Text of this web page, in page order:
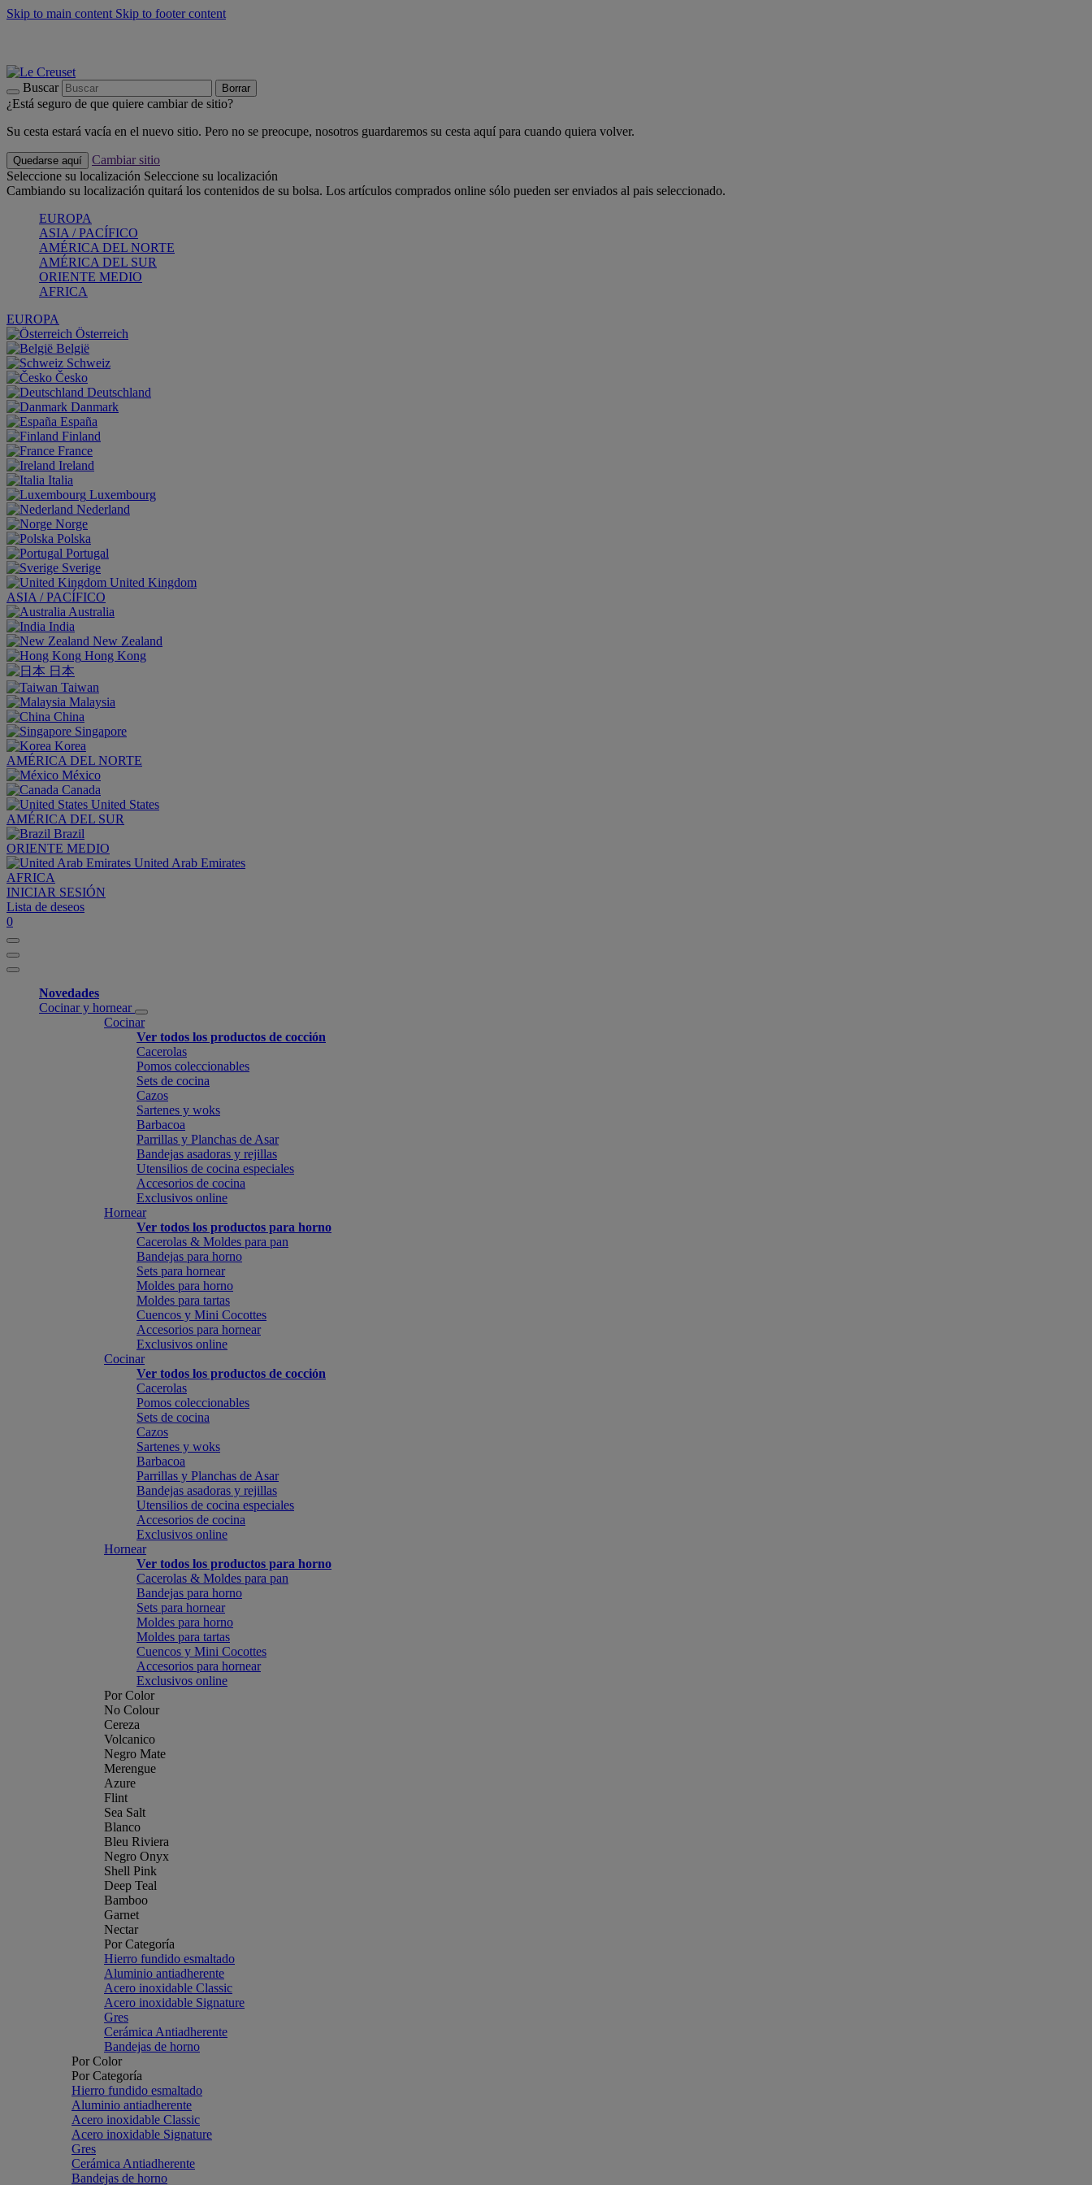
Skip to main content Skip to footer content
Buscar Borrar
¿Está seguro de que quiere cambiar de sitio?
Su cesta estará vacía en el nuevo sitio. Pero no se preocupe, nosotros guardaremos su cesta aquí para cuando quiera volver.
Quedarse aquí
Cambiar sitio
Seleccione su localización Seleccione su localización
Cambiando su localización quitará los contenidos de su bolsa. Los artículos comprados online sólo pueden ser enviados al pais seleccionado.
EUROPA
ASIA / PACÍFICO
AMÉRICA DEL NORTE
AMÉRICA DEL SUR
ORIENTE MEDIO
AFRICA
EUROPA
Österreich
België
Schweiz
Česko
Deutschland
Danmark
España
Finland
France
Ireland
Italia
Luxembourg
Nederland
Norge
Polska
Portugal
Sverige
United Kingdom
ASIA / PACÍFICO
Australia
India
New Zealand
Hong Kong
日本
Taiwan
Malaysia
China
Singapore
Korea
AMÉRICA DEL NORTE
México
Canada
United States
AMÉRICA DEL SUR
Brazil
ORIENTE MEDIO
United Arab Emirates
AFRICA
INICIAR SESIÓN
Lista de deseos
0
Novedades
Cocinar y hornear
Cocinar
Ver todos los productos de cocción
Cacerolas
Pomos coleccionables
Sets de cocina
Cazos
Sartenes y woks
Barbacoa
Parrillas y Planchas de Asar
Bandejas asadoras y rejillas
Utensilios de cocina especiales
Accesorios de cocina
Exclusivos online
Hornear
Ver todos los productos para horno
Cacerolas & Moldes para pan
Bandejas para horno
Sets para hornear
Moldes para horno
Moldes para tartas
Cuencos y Mini Cocottes
Accesorios para hornear
Exclusivos online
Cocinar
Ver todos los productos de cocción
Cacerolas
Pomos coleccionables
Sets de cocina
Cazos
Sartenes y woks
Barbacoa
Parrillas y Planchas de Asar
Bandejas asadoras y rejillas
Utensilios de cocina especiales
Accesorios de cocina
Exclusivos online
Hornear
Ver todos los productos para horno
Cacerolas & Moldes para pan
Bandejas para horno
Sets para hornear
Moldes para horno
Moldes para tartas
Cuencos y Mini Cocottes
Accesorios para hornear
Exclusivos online
Por Color
No Colour
Cereza
Volcanico
Negro Mate
Merengue
Azure
Flint
Sea Salt
Blanco
Bleu Riviera
Negro Onyx
Shell Pink
Deep Teal
Bamboo
Garnet
Nectar
Por Categoría
Hierro fundido esmaltado
Aluminio antiadherente
Acero inoxidable Classic
Acero inoxidable Signature
Gres
Cerámica Antiadherente
Bandejas de horno
Por Color
Por Categoría
Hierro fundido esmaltado
Aluminio antiadherente
Acero inoxidable Classic
Acero inoxidable Signature
Gres
Cerámica Antiadherente
Bandejas de horno